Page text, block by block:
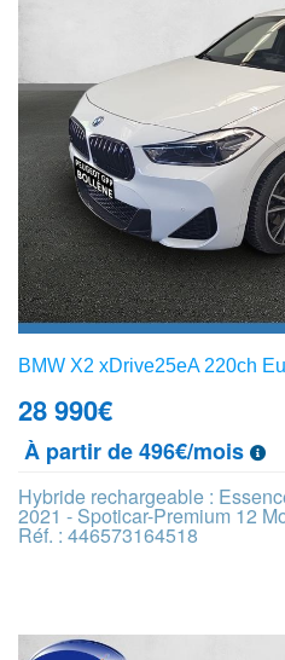
BMW X2 xDrive25eA 220ch
28 990€
À partir de 496€/mois
Hybride rechargeable :
2021 - Spoticar-Premium 12
Réf. : 446573164518